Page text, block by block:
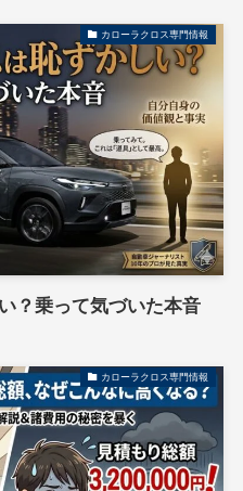
カローラクロス専門情報
？乗って気づいた本音
カローラクロス専門情報